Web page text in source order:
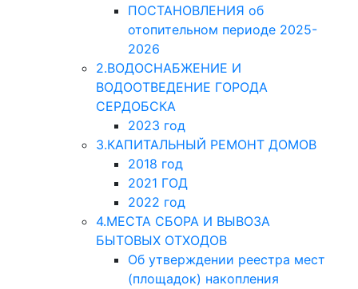
ПОСТАНОВЛЕНИЯ об
отопительном периоде 2025-
2026
2.ВОДОСНАБЖЕНИЕ И
ВОДООТВЕДЕНИЕ ГОРОДА
СЕРДОБСКА
2023 год
3.КАПИТАЛЬНЫЙ РЕМОНТ ДОМОВ
2018 год
2021 ГОД
2022 год
4.МЕСТА СБОРА И ВЫВОЗА
БЫТОВЫХ ОТХОДОВ
Об утверждении реестра мест
(площадок) накопления